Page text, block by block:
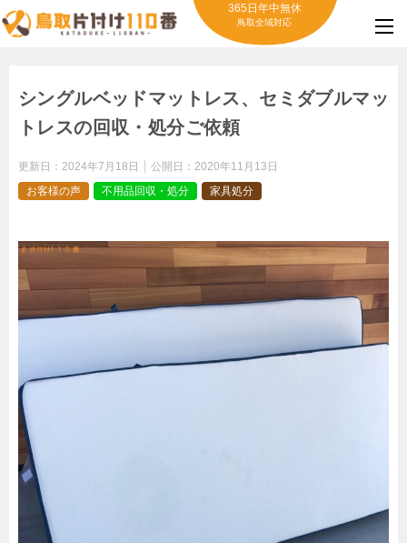
365日年中無休
鳥取全域対応
シングルベッドマットレス、セミダブルマッ
トレスの回収・処分ご依頼
更新日： 2024年7月18日 公開日： 2020年11月13日
お客様の声
不用品回収・処分 家具処分